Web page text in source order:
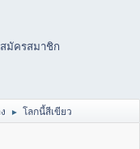
สมัครสมาชิก
► โลกนี้สีเขียว